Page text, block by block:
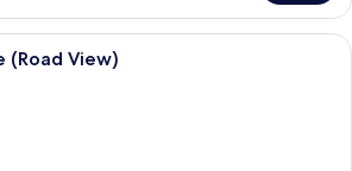
Ett modernt hotellrum med en stor
(Road View)